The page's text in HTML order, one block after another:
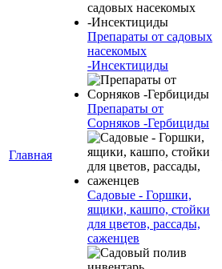
Главная
Препараты от садовых
насекомых
-Инсектициды
Препараты от
Сорняков -Гербициды
Садовые - Горшки,
ящики, кашпо, стойки
для цветов, рассады,
саженцев